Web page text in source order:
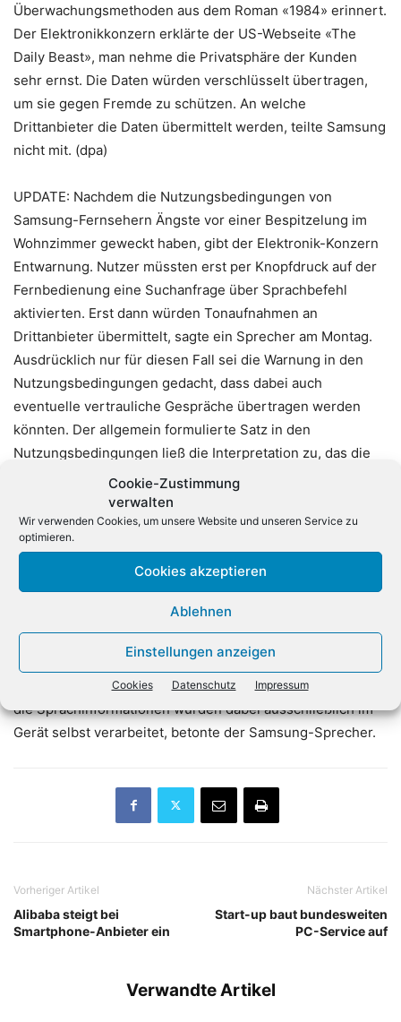
Cookie-Zustimmung
verwalten
Wir verwenden Cookies, um unsere Website und unseren Service zu
optimieren.
Cookies akzeptieren
Ablehnen
Einstellungen anzeigen
Cookies Datenschutz Impressum
Überwachungsmethoden aus dem Roman «1984» erinnert.
Der Elektronikkonzern erklärte der US-Webseite «The
Daily Beast», man nehme die Privatsphäre der Kunden
sehr ernst. Die Daten würden verschlüsselt übertragen,
um sie gegen Fremde zu schützen. An welche
Drittanbieter die Daten übermittelt werden, teilte Samsung
nicht mit. (dpa)
UPDATE: Nachdem die Nutzungsbedingungen von
Samsung-Fernsehern Ängste vor einer Bespitzelung im
Wohnzimmer geweckt haben, gibt der Elektronik-Konzern
Entwarnung. Nutzer müssten erst per Knopfdruck auf der
Fernbedienung eine Suchanfrage über Sprachbefehl
aktivierten. Erst dann würden Tonaufnahmen an
Drittanbieter übermittelt, sagte ein Sprecher am Montag.
Ausdrücklich nur für diesen Fall sei die Warnung in den
Nutzungsbedingungen gedacht, dass dabei auch
eventuelle vertrauliche Gespräche übertragen werden
könnten. Der allgemein formulierte Satz in den
Nutzungsbedingungen ließ die Interpretation zu, das die
Fernseher ständig Mitschnitte aus dem Raum übertragen
könnten. Das sei nicht der Fall, versicherte der Samsung-
Sprecher.
Eine weitere Funktion, bei der per Sprachsteuerung etwa
dieLautstärke oder der Kanal geändert werden können,
arbeite grundsätzlich ohne Internet-Verbindung. Der
Fernseher reagiert dabei an bestimmte Code-Wörter wie
«Hi, TV» oder «Smart-TV». Um sie aus dem Sprachfluss
herauszuhören, muss er zwar permanent zuhören. Aber
die Sprachinformationen würden dabei ausschließlich im
Gerät selbst verarbeitet, betonte der Samsung-Sprecher.
Vorheriger Artikel
Alibaba steigt bei
Smartphone-Anbieter ein
Nächster Artikel
Start-up baut bundesweiten
PC-Service auf
Verwandte Artikel